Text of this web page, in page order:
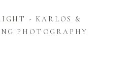
- KARLOS &
PHOTOGRAPHY